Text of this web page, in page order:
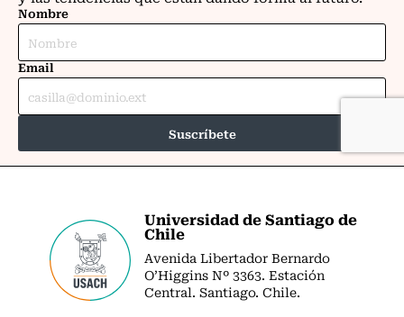
Universidad de Santiago de
Chile
Avenida Libertador Bernardo
O’Higgins Nº 3363. Estación
Central. Santiago. Chile.